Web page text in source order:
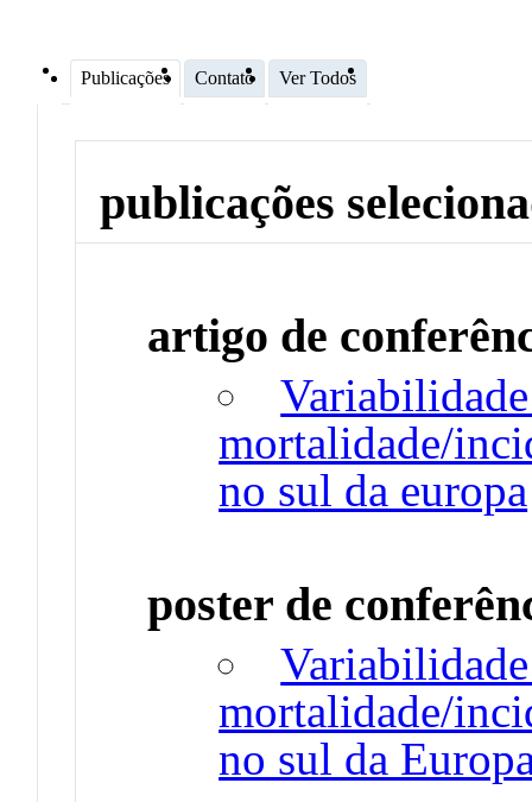
Publicações Contato Ver Todos
publicações
artigo de
mortalidade/
no sul da europa
poster de
mortalidade/
no sul da